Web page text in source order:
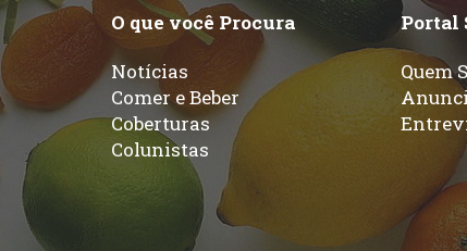
O que você Procura
Notícias
Comer e Beber
Coberturas
Colunistas
Portal
Quem